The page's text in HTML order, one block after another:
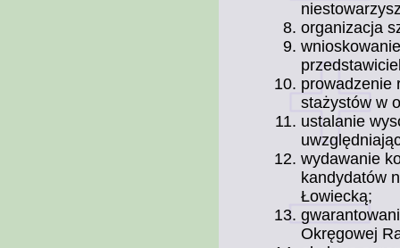
organizacja
prowadzenie
stażystów w
ustalanie
wydawanie
kandydatów
Łowiecką;
Okręgowej